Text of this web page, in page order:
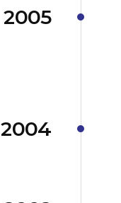
보유설비
2005
2004